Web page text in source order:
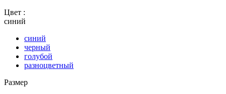
Цвет :
синий
синий
черный
голубой
разноцветный
Размер